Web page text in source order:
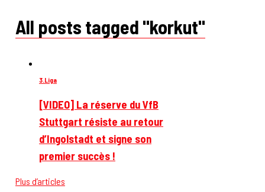
All posts tagged "korkut"
3.Liga
[VIDEO] La réserve du VfB
Stuttgart résiste au retour
d’Ingolstadt et signe son
premier succès !
Plus d’articles